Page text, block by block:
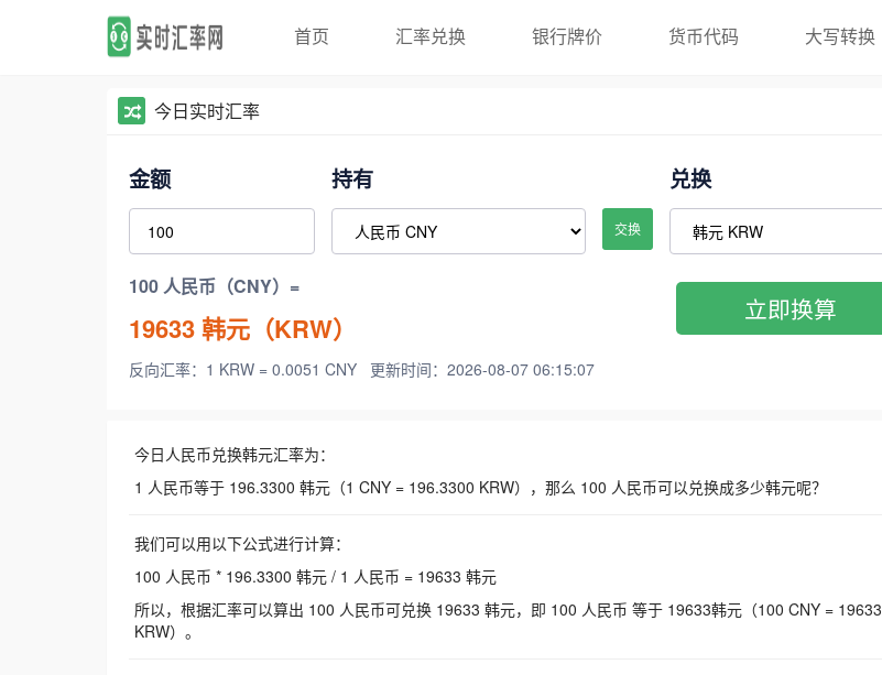
首页 汇率兑换 银行牌价 货币代码 大写转换
今日实时汇率
金额 持有
交换
兑换
100 人民币（CNY）=
19633韩元（KRW）
反向汇率：1 KRW = 0.0051 CNY 更新时间：2026-08-07 06:15:07
立即换算
今日人民币兑换韩元汇率为：
1 人民币等于 196.3300 韩元（1 CNY = 196.3300 KRW），那么 100 人民币可以兑换成多少韩元呢？
我们可以用以下公式进行计算：
100 人民币 * 196.3300 韩元 / 1 人民币 = 19633 韩元
所以，根据汇率可以算出 100 人民币可兑换 19633 韩元，即 100 人民币 等于 19633韩元（100 CNY = 19633
KRW）。